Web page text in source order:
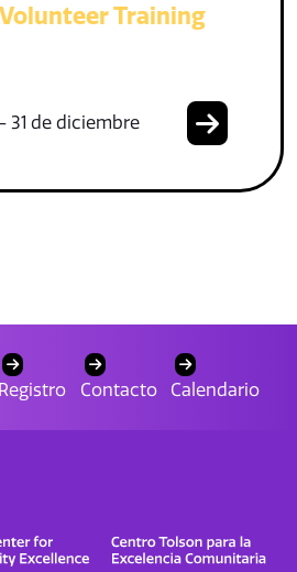
Training
31 de diciembre
Registro Contacto Calendario